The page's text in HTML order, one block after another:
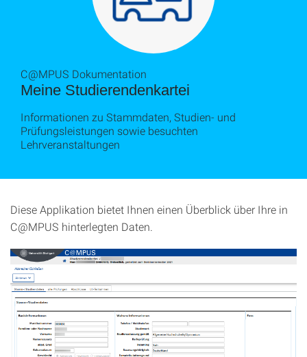
Meine Studierendenkartei
C@MPUS Dokumentation
Informationen zu Stammdaten, Studien- und
Prüfungsleistungen sowie besuchten
Lehrveranstaltungen
Diese Applikation bietet Ihnen einen Überblick über Ihre in
C@MPUS hinterlegten Daten.